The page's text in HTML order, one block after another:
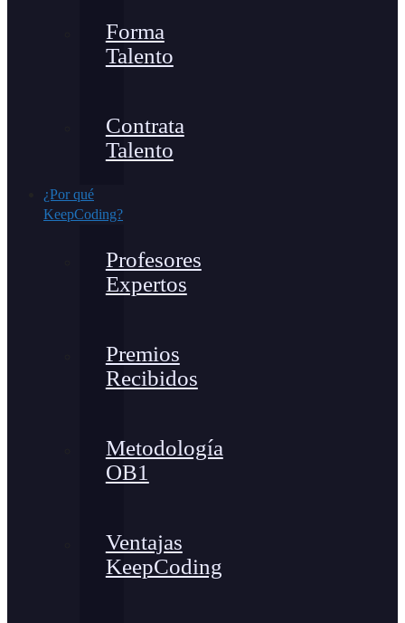
Forma
Talento
Contrata
Talento
¿Por qué
KeepCoding?
Profesores
Expertos
Premios
Recibidos
Metodología
OB1
Ventajas
KeepCoding